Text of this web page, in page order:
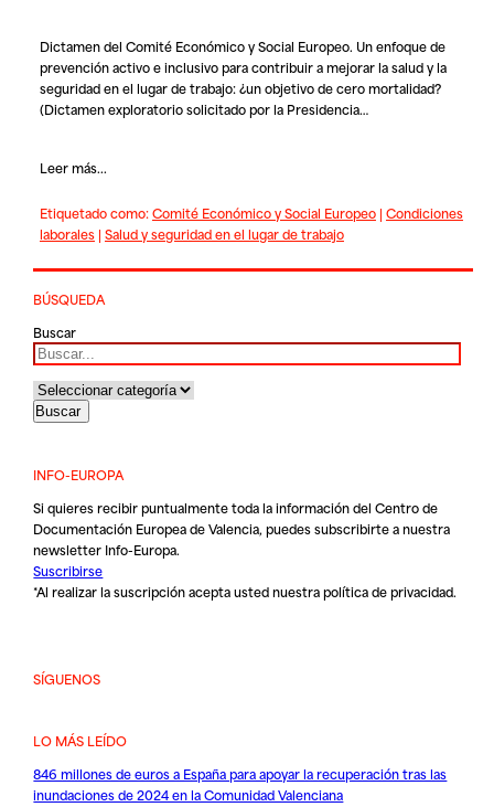
Dictamen del Comité Económico y Social Europeo. Un enfoque de
prevención activo e inclusivo para contribuir a mejorar la salud y la
seguridad en el lugar de trabajo: ¿un objetivo de cero mortalidad?
(Dictamen exploratorio solicitado por la Presidencia…
Leer más...
Etiquetado como:Comité Económico y Social Europeo| Condiciones
laborales| Salud y seguridad en el lugar de trabajo
BÚSQUEDA
Buscar
INFO-EUROPA
Si quieres recibir puntualmente toda la información del Centro de
Documentación Europea de Valencia, puedes subscribirte a nuestra
newsletter Info-Europa.
Suscribirse
*Al realizar la suscripción acepta usted nuestrapolítica de privacidad.
SÍGUENOS
LO MÁS LEÍDO
846 millones de euros a España para apoyar la recuperación tras las
inundaciones de 2024 en la Comunidad Valenciana